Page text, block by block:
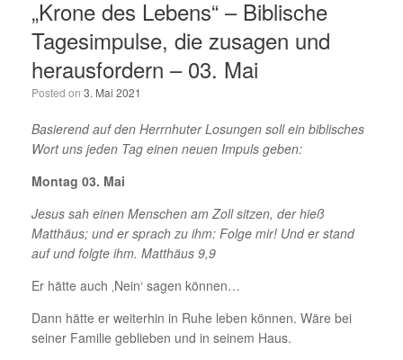
„Krone des Lebens“ – Biblische
Tagesimpulse, die zusagen und
herausfordern – 03. Mai
Posted on 3. Mai 2021
Basierend auf den Herrnhuter Losungen soll ein biblisches
Wort uns jeden Tag einen neuen Impuls geben:
Montag 03. Mai
Jesus sah einen Menschen am Zoll sitzen, der hieß
Matthäus; und er sprach zu ihm: Folge mir! Und er stand
auf und folgte ihm. Matthäus 9,9
Er hätte auch ‚Nein‘ sagen können…
Dann hätte er weiterhin in Ruhe leben können. Wäre bei
seiner Familie geblieben und in seinem Haus.